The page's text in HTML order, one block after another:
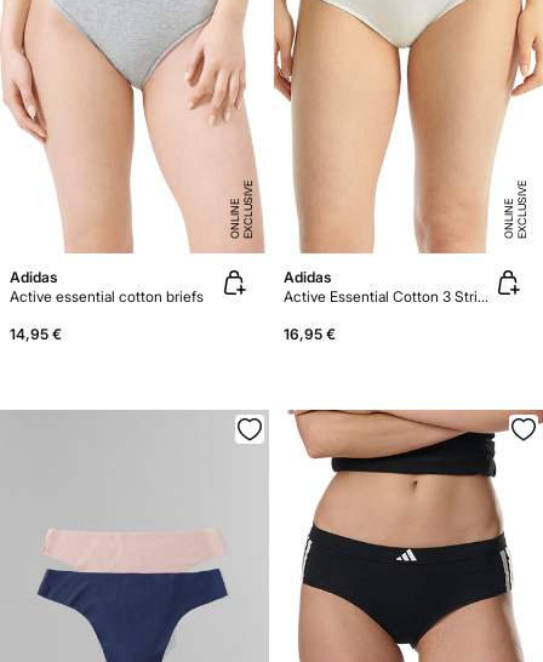
E
X
C
L
U
SI
V
E
O
N
LI
N
E
Adidas
Active essential cotton briefs
14,95 €
E
X
C
L
U
SI
V
E
O
N
LI
N
E
Adidas
Active Essential Cotton 3 Stripes Panties
16,95 €